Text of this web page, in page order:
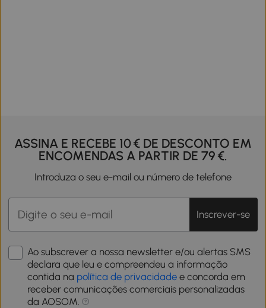
ASSINA E RECEBE 10 € DE DESCONTO EM
ENCOMENDAS A PARTIR DE 79 €.
Introduza o seu e-mail ou número de telefone
Inscrever-se
Ao subscrever a nossa newsletter e/ou alertas SMS
declara que leu e compreendeu a informação
contida na política de privacidade e concorda em
receber comunicações comerciais personalizadas
da AOSOM.